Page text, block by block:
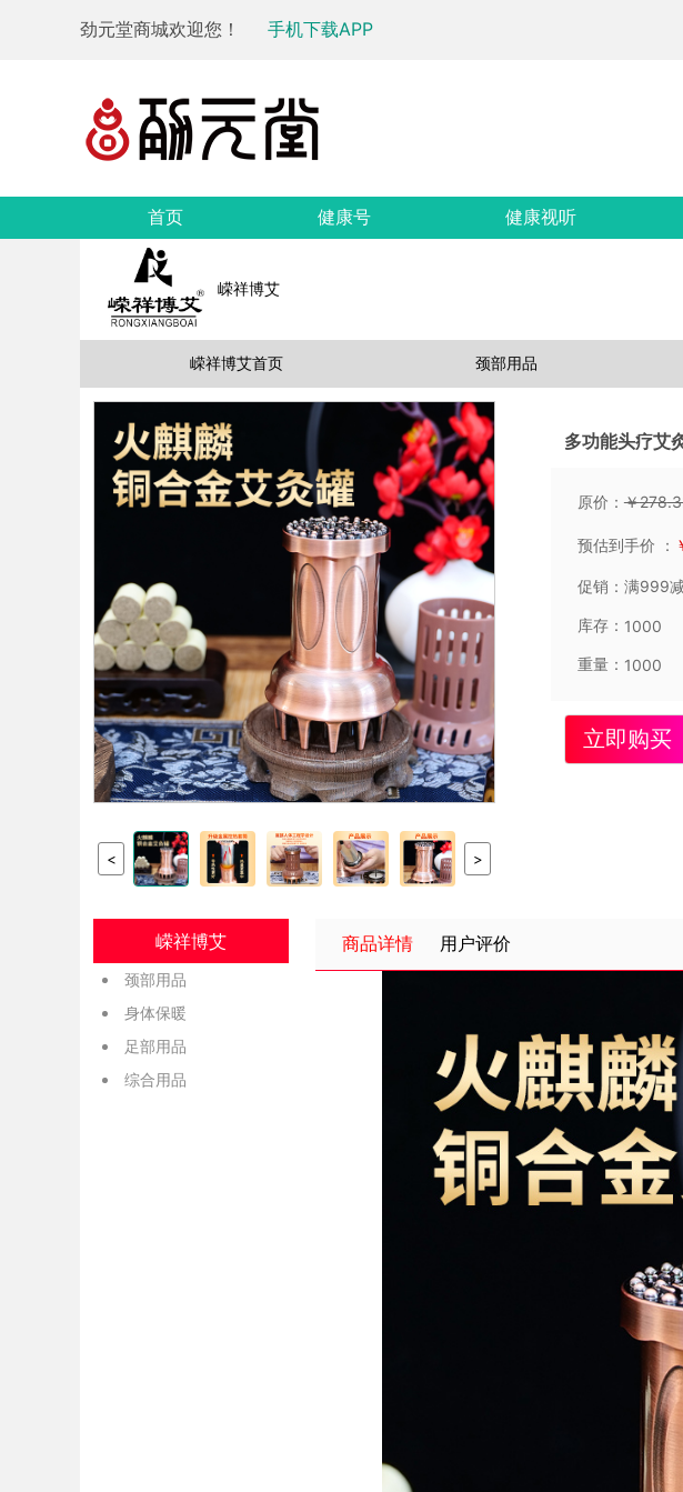
劲元堂商城欢迎您！ 手机下载APP
首页 健康号 健康视听
嵘祥博艾
嵘祥博艾首页 颈部用品
< >
多功能头疗艾
原价：￥278
预估到手价 ：
促销： 满999
库存： 1000
重量： 1000
立即购买
嵘祥博艾
颈部用品
身体保暖
足部用品
综合用品
商品详情 用户评价